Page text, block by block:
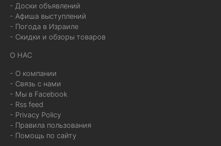
- Доски объявлений
- Афиша выступлений
- Погода в Израиле
- Скидки и обзоры товаров
О НАС
- О компании
- Связь с нами
- Мы в Facebook
- Rss feed
- Privacy Policy
- Правила пользования
- Помощь по сайту